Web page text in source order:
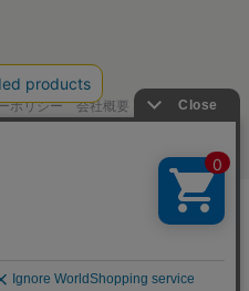
使用について
ポリシー 会社概要
採用情報
rights reserved.